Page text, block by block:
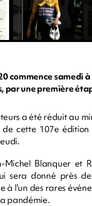
commence samedi
par une première
a été réduit au
cette 107e
Michel Blanquer et
sera donné près
à l'un des rares
pandémie.